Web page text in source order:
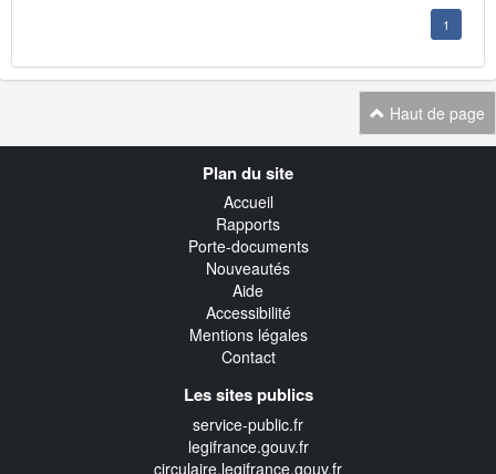
1
Haut de page
Plan du site
Accueil
Rapports
Porte-documents
Nouveautés
Aide
Accessibilité
Mentions légales
Contact
Les sites publics
service-public.fr
legifrance.gouv.fr
circulaire.legifrance.gouv.fr